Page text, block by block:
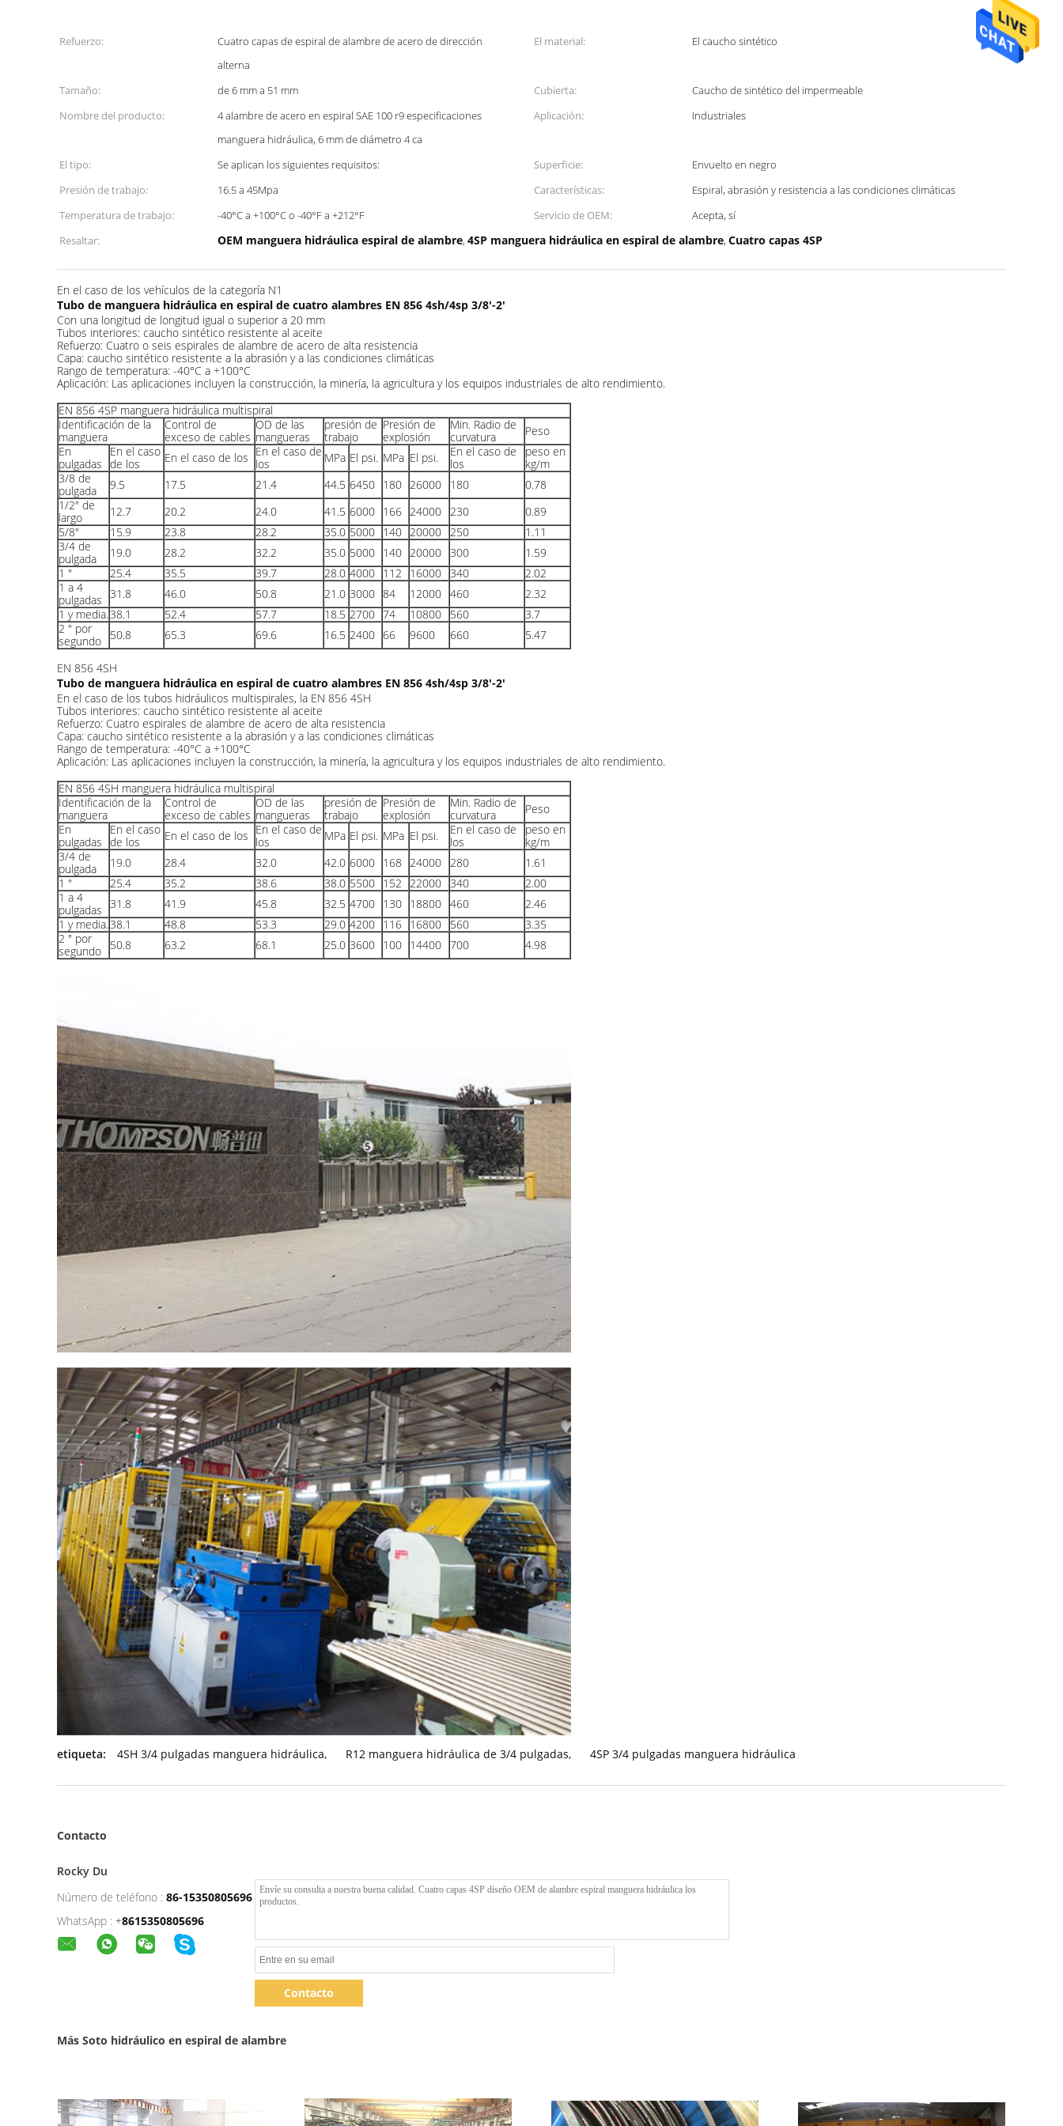
Refuerzo:
Cuatro capas de espiral de alambre de acero de dirección
alterna
El material: El caucho sintético
Tamaño: de 6 mm a 51 mm Cubierta:
Caucho de sintético del impermeable
Nombre del producto:
4 alambre de acero en espiral SAE 100 r9 especificaciones
manguera hidráulica, 6 mm de diámetro 4 ca
Aplicación: Industriales
El tipo: Se aplican los siguientes requisitos: Superficie:
Envuelto en negro
Presión de trabajo:
16.5 a 45Mpa Características:
Espiral, abrasión y resistencia a las condiciones climáticas
Temperatura de trabajo:
-40°C a +100°C o -40°F a +212°F Servicio de OEM:
Acepta, sí
Resaltar:
OEM manguera hidráulica espiral de alambre, 4SP manguera hidráulica en espiral de alambre, Cuatro capas 4SP
En el caso de los vehículos de la categoría N1
Tubo de manguera hidráulica en espiral de cuatro alambres EN 856 4sh/4sp 3/8'-2'
Con una longitud de longitud igual o superior a 20 mm
Tubos interiores: caucho sintético resistente al aceite
Refuerzo: Cuatro o seis espirales de alambre de acero de alta resistencia
Capa: caucho sintético resistente a la abrasión y a las condiciones climáticas
Rango de temperatura: -40°C a +100°C
Aplicación: Las aplicaciones incluyen la construcción, la minería, la agricultura y los equipos industriales de alto rendimiento.
EN 856 4SP manguera hidráulica multispiral
Identificación de la
manguera
Control de
exceso de cables
OD de las
mangueras
presión de
trabajo
Presión de
explosión
Min. Radio de
curvatura
Peso
En
pulgadas
En el caso
de los
En el caso de los En el caso de
los
MPa El psi. MPa El psi.
En el caso de
los
peso en
kg/m
3/8 de
pulgada
9.5 17.5 21.4 44.5 6450 180 26000 180
0.78
1/2" de
largo
12.7 20.2 24.0 41.5 6000 166 24000 230
0.89
5/8"
15.9 23.8 28.2 35.0 5000 140 20000 250
1.11
3/4 de
pulgada
19.0 28.2 32.2 35.0 5000 140 20000 300
1.59
1 "
25.4 35.5 39.7 28.0 4000 112 16000 340
2.02
1 a 4
pulgadas 31.8 46.0 50.8 21.0 3000 84 12000 460
2.32
1 y media.38.1 52.4 57.7 18.5 2700 74 10800 560
3.7
2 " por
segundo
50.8 65.3 69.6 16.5 2400 66 9600 660 5.47
EN 856 4SH
Tubo de manguera hidráulica en espiral de cuatro alambres EN 856 4sh/4sp 3/8'-2'
En el caso de los tubos hidráulicos multispirales, la EN 856 4SH
Tubos interiores: caucho sintético resistente al aceite
Refuerzo: Cuatro espirales de alambre de acero de alta resistencia
Capa: caucho sintético resistente a la abrasión y a las condiciones climáticas
Rango de temperatura: -40°C a +100°C
Aplicación: Las aplicaciones incluyen la construcción, la minería, la agricultura y los equipos industriales de alto rendimiento.
EN 856 4SH manguera hidráulica multispiral
Identificación de la
manguera
Control de
exceso de cables
OD de las
mangueras
presión de
trabajo
Presión de
explosión
Min. Radio de
curvatura
Peso
En
pulgadas
En el caso
de los
En el caso de los En el caso de
los
MPa El psi. MPa El psi.
En el caso de
los
peso en
kg/m
3/4 de
pulgada
19.0 28.4 32.0 42.0 6000 168 24000 280
1.61
1 "
25.4 35.2 38.6 38.0 5500 152 22000 340
2.00
1 a 4
pulgadas 31.8 41.9 45.8 32.5 4700 130 18800 460
2.46
1 y media.38.1 48.8 53.3 29.0 4200 116 16800 560
3.35
2 " por
segundo
50.8 63.2 68.1 25.0 3600 100 14400 700 4.98
etiqueta: 4SH 3/4 pulgadas manguera hidráulica, R12 manguera hidráulica de 3/4 pulgadas, 4SP 3/4 pulgadas manguera hidráulica
Contacto
Rocky Du
Número de teléfono : 86-15350805696
WhatsApp : +8615350805696
Contacto
Más Soto hidráulico en espiral de alambre